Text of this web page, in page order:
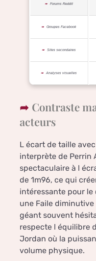
Forums Reddit
Groupes Facebook
Sites secondaires
Analyses visuelles
Contraste
acteurs
L écart de taille
interprète de Perrin
spectaculaire à l
de 1m96, ce qui
intéressante pour le
une Faile
géant souvent
respecte l équilibre
Jordan où la
volume physique.